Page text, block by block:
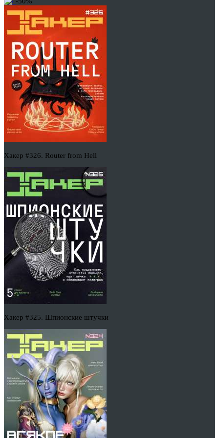
Хакер #326. Router from Hell
Хакер #325. Шпионские штучки